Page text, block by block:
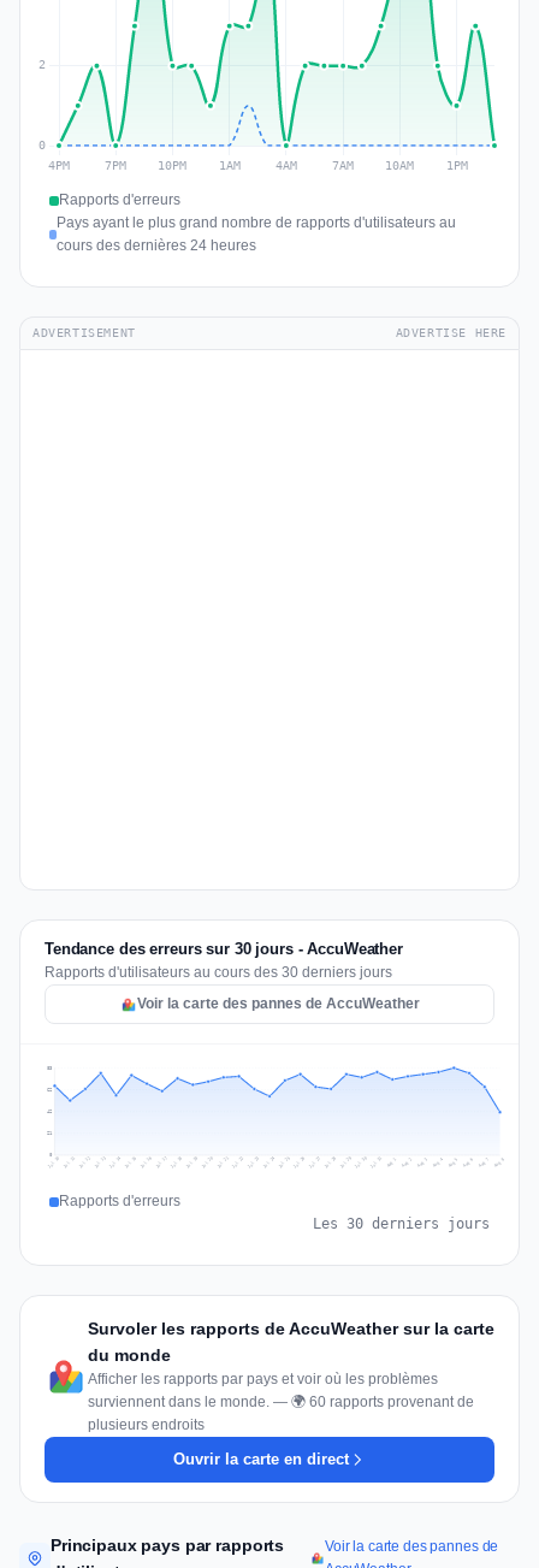
Rapports d'erreurs
Pays ayant le plus grand nombre de rapports d'utilisateurs au
cours des dernières 24 heures
ADVERTISEMENT ADVERTISE HERE
Tendance des erreurs sur 30 jours - AccuWeather
Rapports d'utilisateurs au cours des 30 derniers jours
Voir la carte des pannes de AccuWeather
21
42
62
83
Jul 10 Jul 11 Jul 12 Jul 13 Jul 14 Jul 15 Jul 16 Jul 17 Jul 18 Jul 19 Jul 20 Jul 21 Jul 22 Jul 23 Jul 24 Jul 25 Jul 26 Jul 27 Jul 28 Jul 29 Jul 30 Jul 31 Aug 1 Aug 2 Aug 3 Aug 4 Aug 5 Aug 6 Aug 7 Aug 8
Rapports d'erreurs
Les 30 derniers jours
Survoler les rapports de AccuWeather sur la carte
du monde
Afficher les rapports par pays et voir où les problèmes
surviennent dans le monde. — 🌍 60 rapports provenant de
plusieurs endroits
Ouvrir la carte en direct
Principaux pays par rapports
Voir la carte des pannes de